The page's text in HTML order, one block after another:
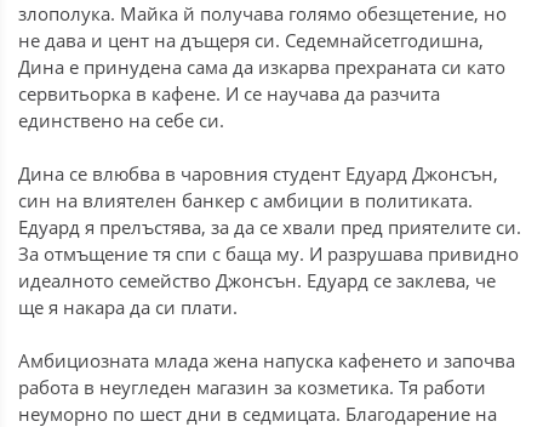
злополука. Майка й получава голямо обезщетение, но
не дава и цент на дъщеря си. Седемнайсетгодишна,
Дина е принудена сама да изкарва прехраната си като
сервитьорка в кафене. И се научава да разчита
единствено на себе си.
Дина се влюбва в чаровния студент Едуард Джонсън,
син на влиятелен банкер с амбиции в политиката.
Едуард я прелъстява, за да се хвали пред приятелите си.
За отмъщение тя спи с баща му. И разрушава привидно
идеалното семейство Джонсън. Едуард се заклева, че
ще я накара да си плати.
Амбициозната млада жена напуска кафенето и започва
работа в неугледен магазин за козметика. Тя работи
неуморно по шест дни в седмицата. Благодарение на